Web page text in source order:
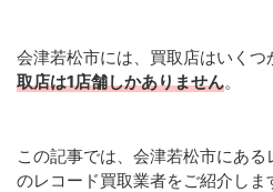
会津若松市には、買取店はいくつ
取店は1店舗しかありません。
この記事では、会津若松市にあ
のレコード買取業者をご紹介しま